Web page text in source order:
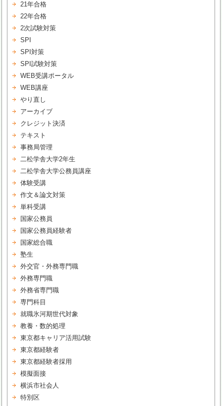
21年合格
22年合格
2次試験対策
SPI
SPI対策
SPI試験対策
WEB受講ポータル
WEB講座
やり直し
アーカイブ
クレジット決済
テキスト
事務局管理
二松学舎大学2年生
二松学舎大学公務員講座
体験受講
作文＆論文対策
単科受講
国家公務員
国家公務員経験者
国家総合職
塾生
外交官・外務専門職
外務専門職
外務省専門職
専門科目
就職氷河期世代対象
教養・数的処理
東京都キャリア活用試験
東京都経験者
東京都経験者採用
模擬面接
横浜市社会人
特別区